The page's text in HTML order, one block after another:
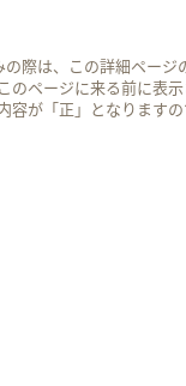
際は、この詳細ページ
のページに来る前に表
容が「正」となりますの